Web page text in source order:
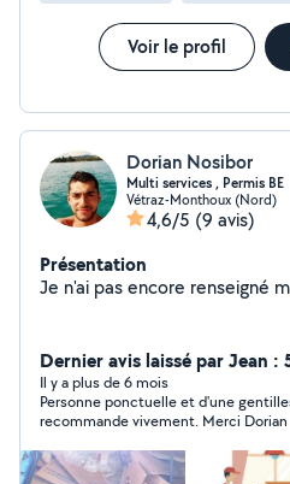
Voir le profil
Dorian Nosibor
Multi services , Permis BE
Vétraz-Monthoux (Nord)
4,6/5 (9 avis)
Présentation
Dernier avis laissé par Jean :
Il y a plus de 6 mois
Personne ponctuelle et d'une
recommande vivement. Merci Dorian